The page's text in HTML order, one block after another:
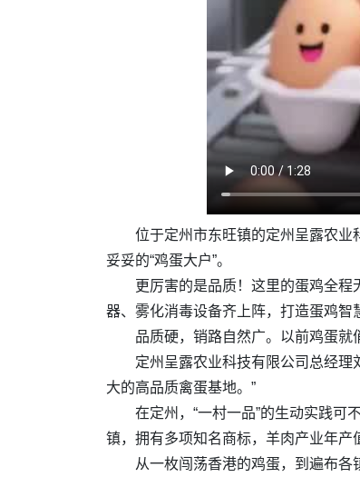
位于定州市东旺镇的定州呈露农业
妥妥的“鸡蛋大户”。
更厉害的是品质！这里的蛋鸡全程
器、雾化消毒设备齐上阵，打造蛋鸡智
品质硬，销路自然广。以前鸡蛋就
定州呈露农业科技有限公司总经
大的高品质禽蛋基地。”
在定州，“一村一品”的生动实践可
镇，拥有多项知名商标，羊肉产业年产
从一枚闯荡香港的鸡蛋，到遍布各